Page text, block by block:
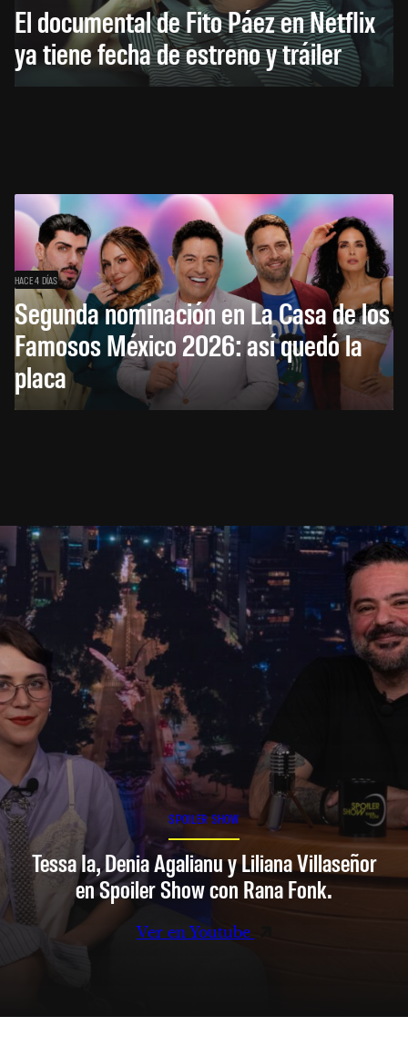
El documental de Fito Páez en Netflix
ya tiene fecha de estreno y tráiler
HACE 4 DÍAS
Segunda nominación en La Casa de los
Famosos México 2026: así quedó la
placa
SPOILER SHOW
Tessa Ia, Denia Agalianu y Liliana Villaseñor
en Spoiler Show con Rana Fonk.
Ver en Youtube